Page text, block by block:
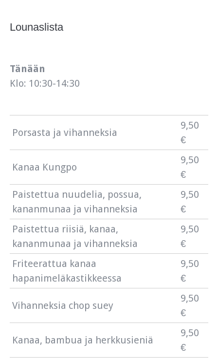
Lounaslista
Tänään
Klo: 10:30-14:30
Porsasta ja vihanneksia
9,50
€
Kanaa Kungpo
9,50
€
Paistettua nuudelia, possua,
kananmunaa ja vihanneksia
9,50
€
Paistettua riisiä, kanaa,
kananmunaa ja vihanneksia
9,50
€
Friteerattua kanaa
hapanimeläkastikkeessa
9,50
€
Vihanneksia chop suey
9,50
€
Kanaa, bambua ja herkkusieniä
9,50
€